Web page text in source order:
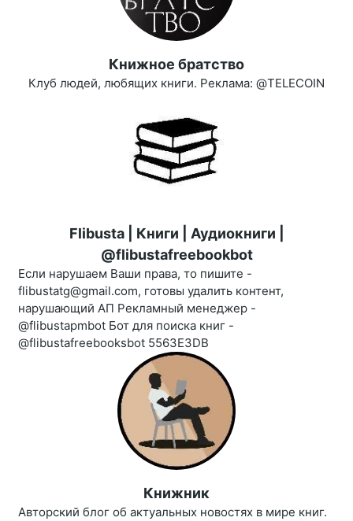
Книжное братство
Клуб людей, любящих книги. Реклама: @TELECOIN
Flibusta | Книги | Аудиокниги |
@flibustafreebookbot
Если нарушаем Ваши права, то пишите -
flibustatg@gmail.com, готовы удалить контент,
нарушающий АП Рекламный менеджер -
@flibustapmbot Бот для поиска книг -
@flibustafreebooksbot 5563E3DB
Книжник
Авторский блог об актуальных новостях в мире книг.